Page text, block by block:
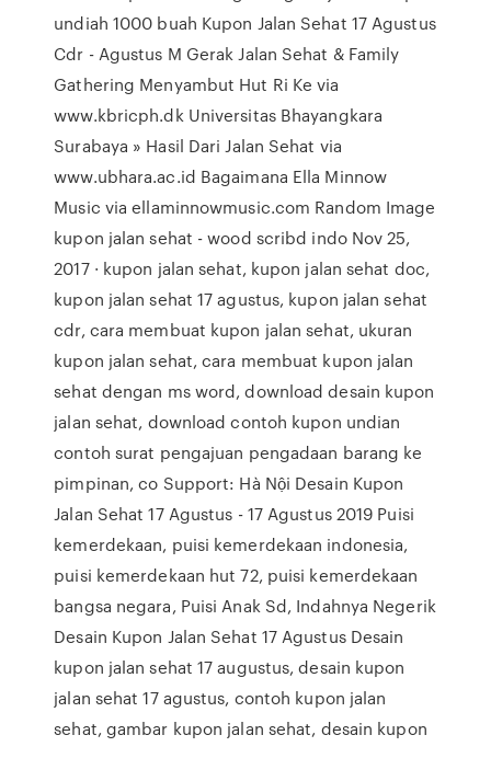
undiah 1000 buah Kupon Jalan Sehat 17 Agustus
Cdr - Agustus M Gerak Jalan Sehat & Family
Gathering Menyambut Hut Ri Ke via
www.kbricph.dk Universitas Bhayangkara
Surabaya » Hasil Dari Jalan Sehat via
www.ubhara.ac.id Bagaimana Ella Minnow
Music via ellaminnowmusic.com Random Image
kupon jalan sehat - wood scribd indo Nov 25,
2017 · kupon jalan sehat, kupon jalan sehat doc,
kupon jalan sehat 17 agustus, kupon jalan sehat
cdr, cara membuat kupon jalan sehat, ukuran
kupon jalan sehat, cara membuat kupon jalan
sehat dengan ms word, download desain kupon
jalan sehat, download contoh kupon undian
contoh surat pengajuan pengadaan barang ke
pimpinan, co Support: Hà Nội Desain Kupon
Jalan Sehat 17 Agustus - 17 Agustus 2019 Puisi
kemerdekaan, puisi kemerdekaan indonesia,
puisi kemerdekaan hut 72, puisi kemerdekaan
bangsa negara, Puisi Anak Sd, Indahnya Negerik
Desain Kupon Jalan Sehat 17 Agustus Desain
kupon jalan sehat 17 augustus, desain kupon
jalan sehat 17 agustus, contoh kupon jalan
sehat, gambar kupon jalan sehat, desain kupon